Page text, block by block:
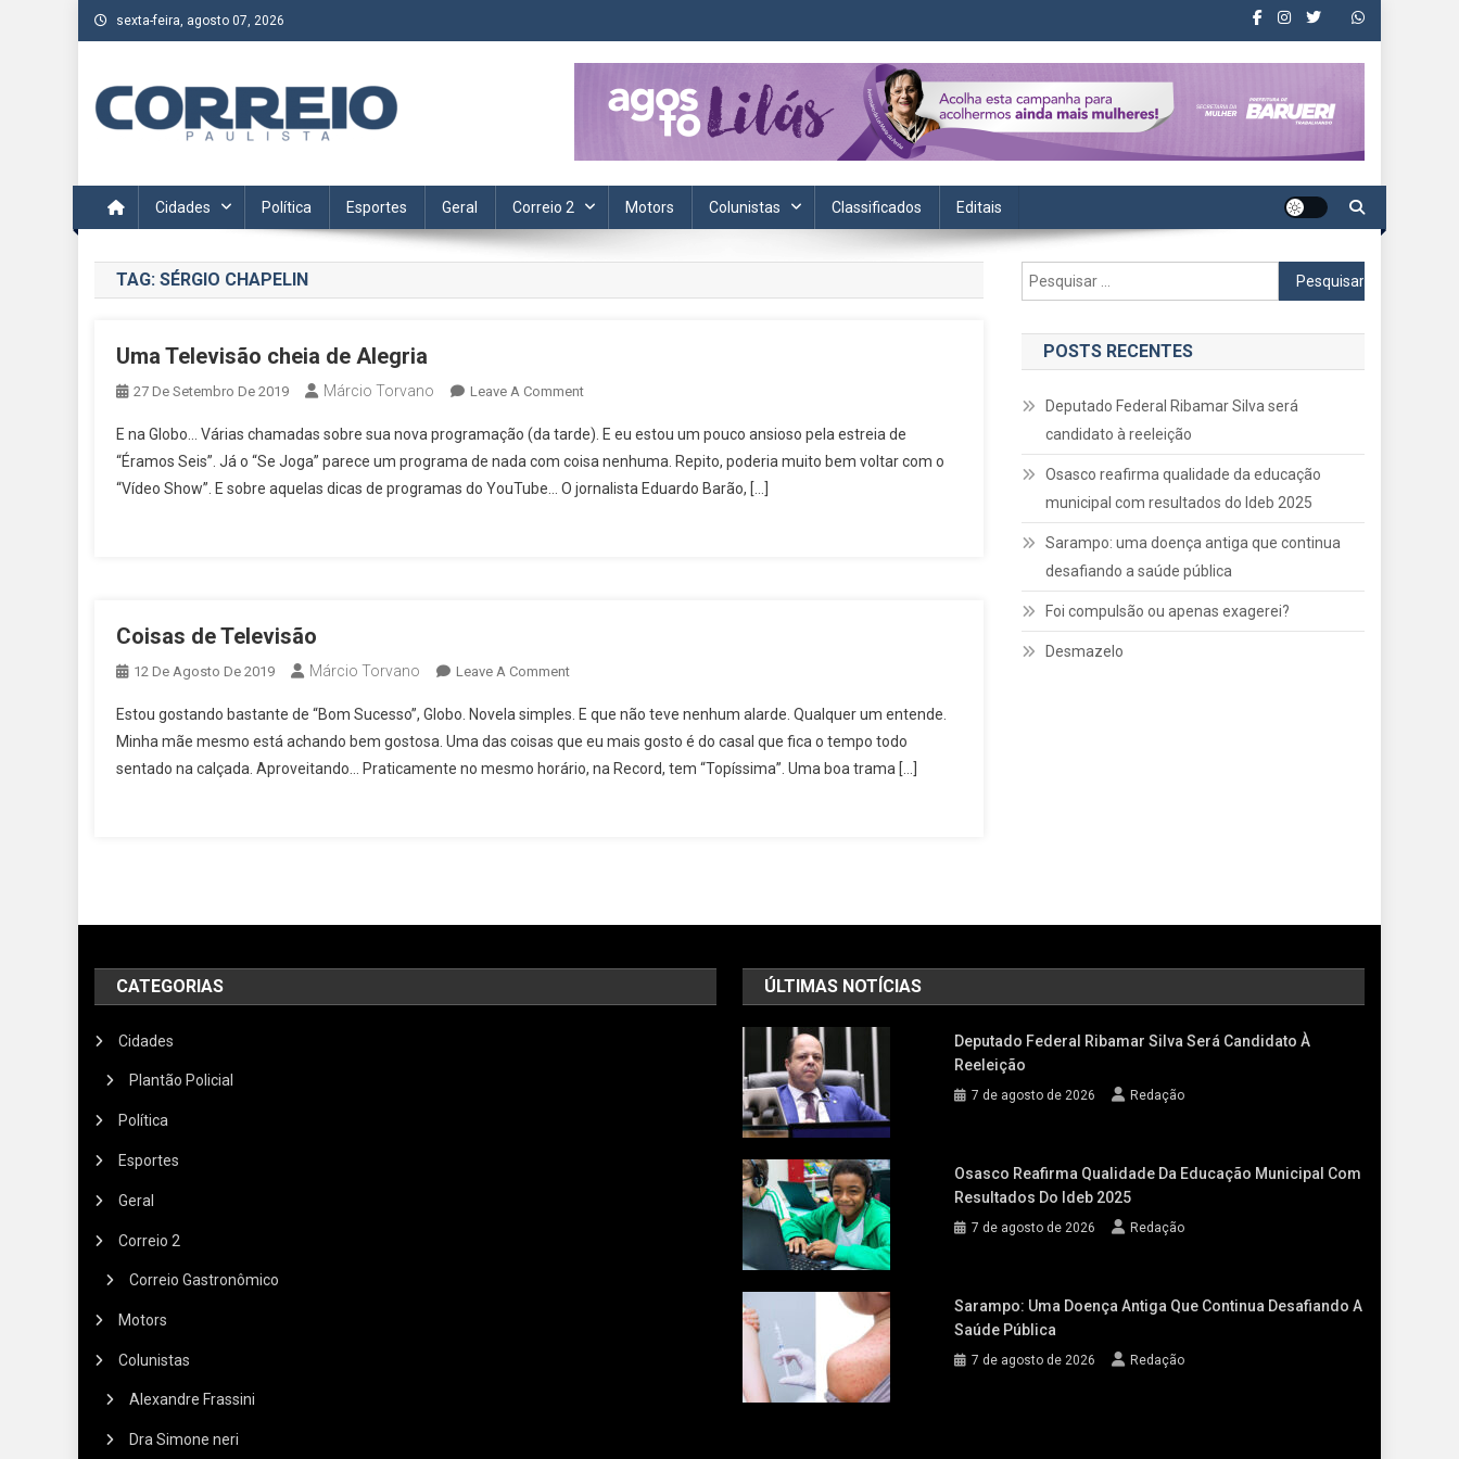
Skip
to
sexta-feira, agosto 07, 2026
Acompanhe as últimas notícias da região no Correio Paulista. Informação, política, saúde, economia, esportes e cotidiano.
Cidades Política Esportes Geral Correio 2 Motors Colunistas Classificados Editais
TAG: SÉRGIO CHAPELIN
Uma Televisão cheia de Alegria
27 De Setembro De 2019 Márcio Torvano Leave A CommentOn
Televisão
Cheia
De
E na Globo… Várias chamadas sobre sua nova programação (da tarde). E eu estou um pouco ansioso pela estreia de
“Éramos Seis”. Já o “Se Joga” parece um programa de nada com coisa nenhuma. Repito, poderia muito bem voltar com o
“Vídeo Show”. E sobre aquelas dicas de programas do YouTube… O jornalista Eduardo Barão, […]
Coisas de Televisão
12 De Agosto De 2019 Márcio Torvano Leave A CommentOn
De
Televisão
Estou gostando bastante de “Bom Sucesso”, Globo. Novela simples. E que não teve nenhum alarde. Qualquer um entende.
Minha mãe mesmo está achando bem gostosa. Uma das coisas que eu mais gosto é do casal que fica o tempo todo
sentado na calçada. Aproveitando… Praticamente no mesmo horário, na Record, tem “Topíssima”. Uma boa trama […]
Pesquisar
por:
POSTS RECENTES
Deputado Federal Ribamar Silva será
candidato à reeleição
Osasco reafirma qualidade da educação
municipal com resultados do Ideb 2025
Sarampo: uma doença antiga que continua
desafiando a saúde pública
Foi compulsão ou apenas exagerei?
Desmazelo
CATEGORIAS
Cidades
Plantão Policial
Política
Esportes
Geral
Correio 2
Correio Gastronômico
Motors
Colunistas
Alexandre Frassini
Dra Simone neri
ÚLTIMAS NOTÍCIAS
Deputado Federal Ribamar Silva Será Candidato À
Reeleição
7 de agosto de 2026 Redação
Osasco Reafirma Qualidade Da Educação Municipal Com
Resultados Do Ideb 2025
7 de agosto de 2026 Redação
Sarampo: Uma Doença Antiga Que Continua Desafiando A
Saúde Pública
7 de agosto de 2026 Redação